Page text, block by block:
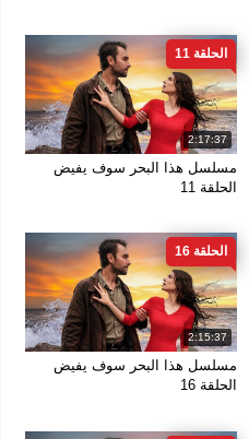
2:17:37
الحلقة 11
مسلسل هذا البحر سوف يفيض
الحلقة 11
2:15:37
الحلقة 16
مسلسل هذا البحر سوف يفيض
الحلقة 16